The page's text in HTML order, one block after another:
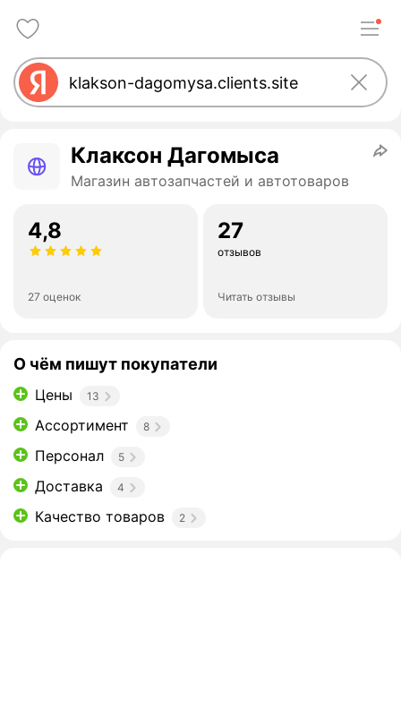
Клаксон Дагомыса
Магазин автозапчастей и автотоваров
4,8
27 оценок
27
отзывов
Читать отзывы
О чём пишут покупатели
Цены 13
Ассортимент 8
Персонал 5
Доставка 4
Качество товаров 2